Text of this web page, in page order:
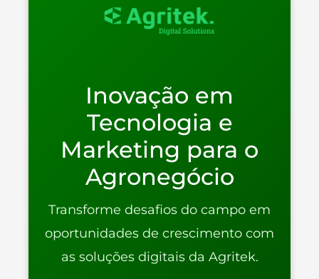
Inovação em
Tecnologia e
Marketing para o
Agronegócio
Transforme desafios do campo em
oportunidades de crescimento com
as soluções digitais da Agritek.